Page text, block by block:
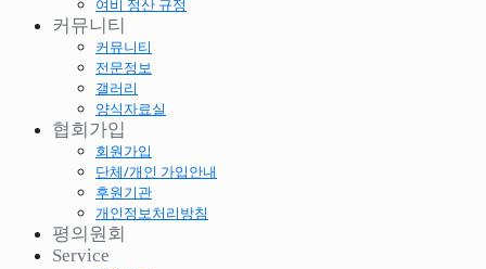
여비 정산 규정
커뮤니티
커뮤니티
전문정보
갤러리
양식자료실
협회가입
회원가입
단체/개인 가입안내
후원기관
개인정보처리방침
평의원회
Service